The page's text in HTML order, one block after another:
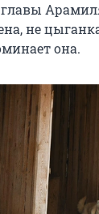
главы
не
она.